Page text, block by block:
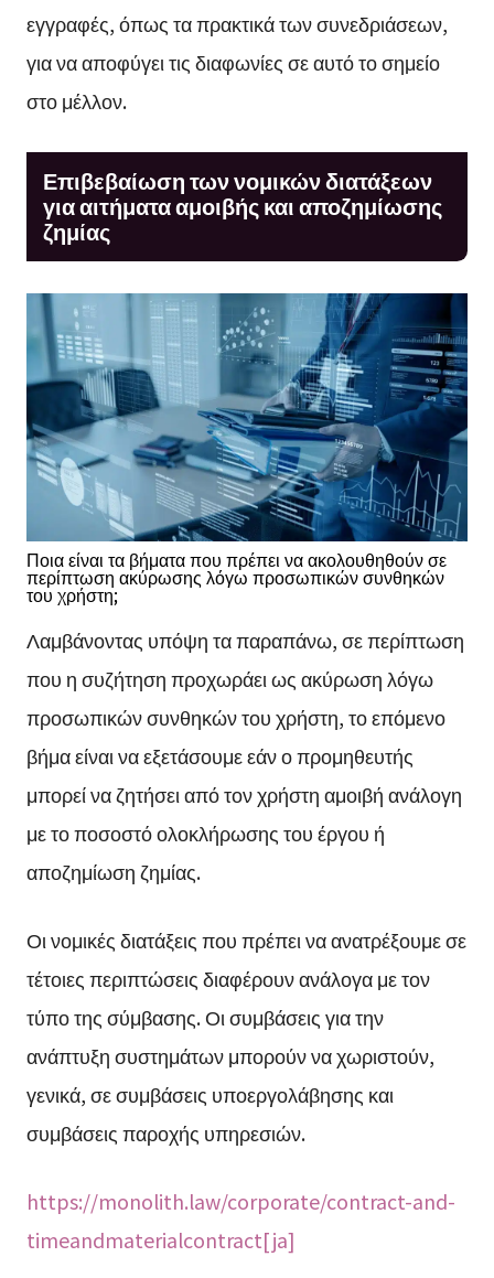
εγγραφές, όπως τα πρακτικά των συνεδριάσεων,
για να αποφύγει τις διαφωνίες σε αυτό το σημείο
στο μέλλον.
Επιβεβαίωση των νομικών διατάξεων
για αιτήματα αμοιβής και αποζημίωσης
ζημίας
Ποια είναι τα βήματα που πρέπει να ακολουθηθούν σε
περίπτωση ακύρωσης λόγω προσωπικών συνθηκών
του χρήστη;
Λαμβάνοντας υπόψη τα παραπάνω, σε περίπτωση
που η συζήτηση προχωράει ως ακύρωση λόγω
προσωπικών συνθηκών του χρήστη, το επόμενο
βήμα είναι να εξετάσουμε εάν ο προμηθευτής
μπορεί να ζητήσει από τον χρήστη αμοιβή ανάλογη
με το ποσοστό ολοκλήρωσης του έργου ή
αποζημίωση ζημίας.
Οι νομικές διατάξεις που πρέπει να ανατρέξουμε σε
τέτοιες περιπτώσεις διαφέρουν ανάλογα με τον
τύπο της σύμβασης. Οι συμβάσεις για την
ανάπτυξη συστημάτων μπορούν να χωριστούν,
γενικά, σε συμβάσεις υποεργολάβησης και
συμβάσεις παροχής υπηρεσιών.
https://monolith.law/corporate/contract-and-
timeandmaterialcontract[ja]